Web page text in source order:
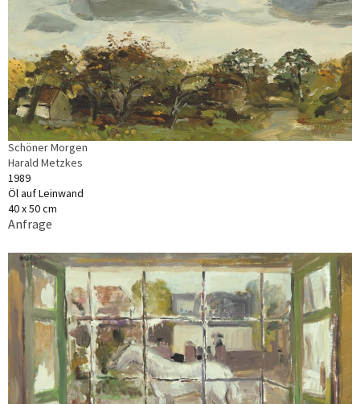
Schöner Morgen
Harald Metzkes
1989
Öl auf Leinwand
40 x 50 cm
Anfrage